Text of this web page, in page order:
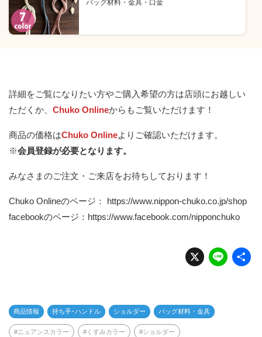
バッグ材料・金具・口金
詳細をご覧になりたい方やご購入希望の方は店頭にお越しい
ただくか、 Chuko Onlineからもご覧いただけます！
商品の価格はChuko Onlineよりご確認いただけます。
※会員登録が必要となります。
みなさまのご注文・ご来店をお待ちしております！
Chuko Onlineのページ： https://www.nippon-chuko.co.jp/shop
facebookのページ： https://www.facebook.com/nipponchuko
X Li
n
商品情報 持ち手･ハンドル ショルダー バッグ材料・金具
ニュアンスカラー くすみカラー ショルダー